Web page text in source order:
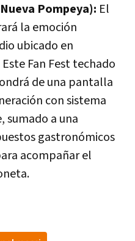
Pompeya): El
la emoción
ubicado en
Este Fan Fest techado
de una pantalla
con sistema
sumado a una
gastronómicos
acompañar el